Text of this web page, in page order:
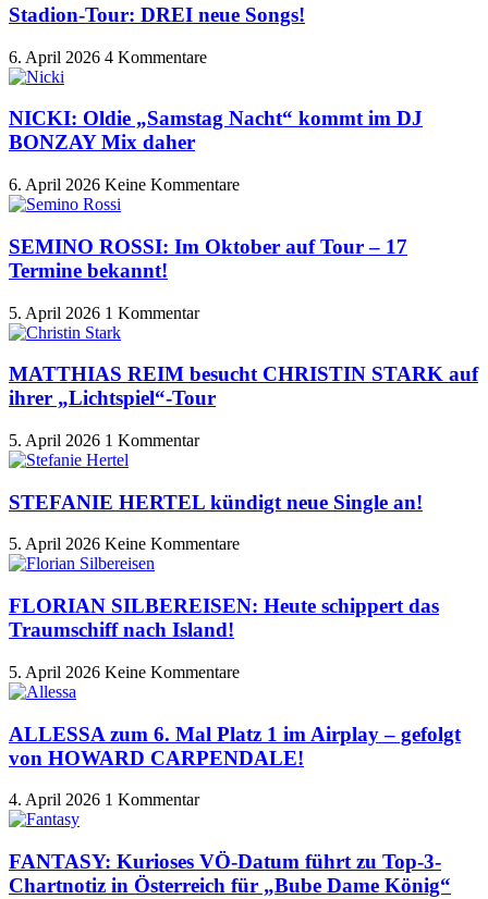
Stadion-Tour: DREI neue Songs!
6. April 2026 4 Kommentare
NICKI: Oldie „Samstag Nacht“ kommt im DJ
BONZAY Mix daher
6. April 2026 Keine Kommentare
SEMINO ROSSI: Im Oktober auf Tour – 17
Termine bekannt!
5. April 2026 1 Kommentar
MATTHIAS REIM besucht CHRISTIN STARK auf
ihrer „Lichtspiel“-Tour
5. April 2026 1 Kommentar
STEFANIE HERTEL kündigt neue Single an!
5. April 2026 Keine Kommentare
FLORIAN SILBEREISEN: Heute schippert das
Traumschiff nach Island!
5. April 2026 Keine Kommentare
ALLESSA zum 6. Mal Platz 1 im Airplay – gefolgt
von HOWARD CARPENDALE!
4. April 2026 1 Kommentar
FANTASY: Kurioses VÖ-Datum führt zu Top-3-
Chartnotiz in Österreich für „Bube Dame König“